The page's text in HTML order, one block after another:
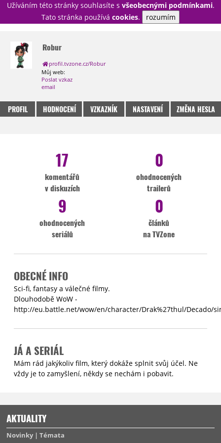
Užíváním této stránky souhlasíte s všeobecnými podmínkami.
Tato stránka používá cookies. rozumím
PŘIHLÁSIT
NOVINKY
TÉMATA
RECENZE
EPIZODY
TRAILERY
GALERIE
DISKUZE
STATISTIKY
TIRÁŽ
Robur
profil.tvzone.cz/Robur
Můj web:
Poslat vzkaz
email
PROFIL HODNOCENÍ VZKAZNÍK NASTAVENÍ ZMĚNA HESLA
17
komentářů
v diskuzích
0
ohodnocených
trailerů
9
ohodnocených
seriálů
0
článků
na TVZone
OBECNÉ INFO
Sci-fi, fantasy a válečné filmy.
Dlouhodobě WoW -
http://eu.battle.net/wow/en/character/Drak%27thul/Decado/
JÁ A SERIÁL
Mám rád jakýkoliv film, který dokáže splnit svůj účel. Ne
vždy je to zamyšlení, někdy se nechám i pobavit.
AKTUALITY
Novinky Témata